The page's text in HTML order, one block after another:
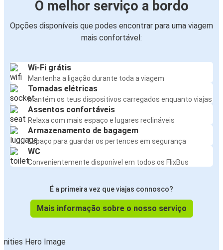
O melhor serviço a bordo
Opções disponíveis que podes encontrar para uma viagem
mais confortável:
Wi-Fi grátis
Mantenha a ligação durante toda a viagem
Tomadas elétricas
Mantém os teus dispositivos carregados enquanto viajas
Assentos confortáveis
Relaxa com mais espaço e lugares reclináveis
Armazenamento de bagagem
Espaço para guardar os pertences em segurança
WC
Convenientemente disponível em todos os FlixBus
É a primeira vez que viajas connosco?
Mais informação sobre o nosso serviço